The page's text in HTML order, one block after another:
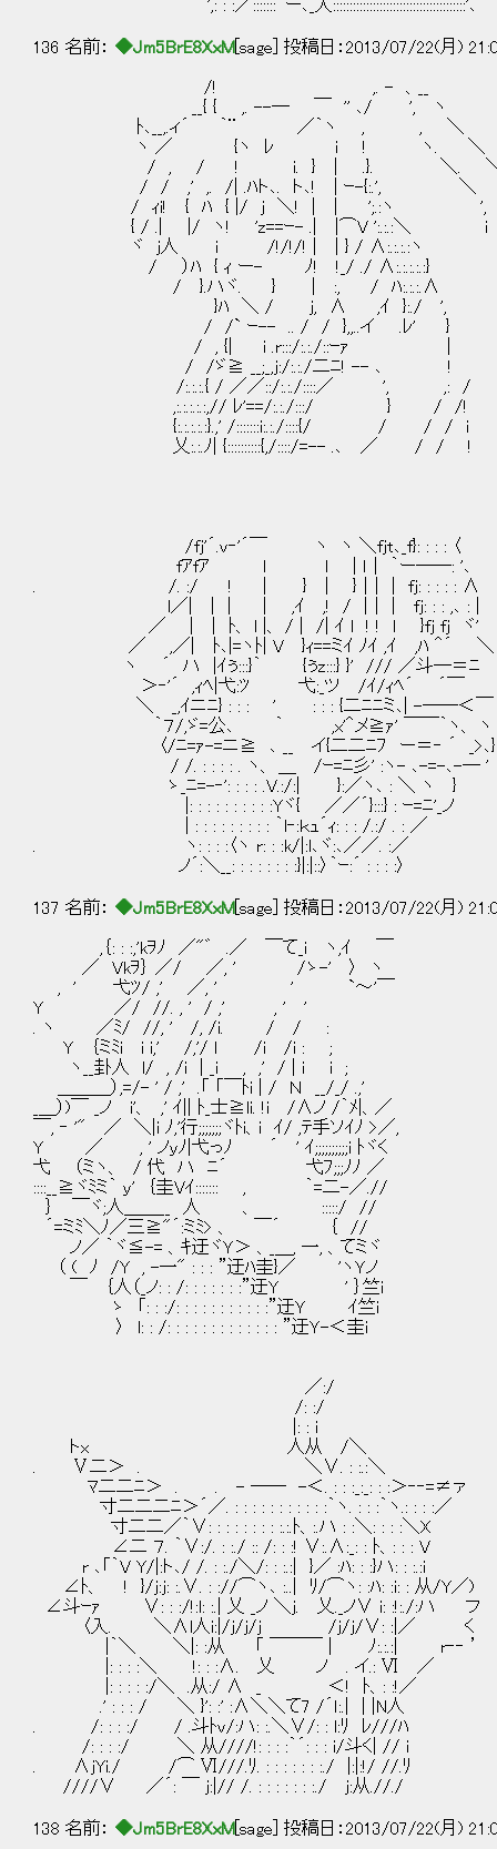
',: : :／:::::::｀ー､_入
136 名前： ◆Jm5BrE8XxM [sage] 投稿日：2013/07/22(月)
/! ,. - 、__
__{ { ,. --― ￣ '' ､/ ', ヽ
ﾄ､__,.ィ´ ｀¨ ／｀ヽ , , ＼
ヽ ／ {ヽ ﾚ i ! ヽ. ＼
/ , / ! i. } | .}. ＼.
/ / ,' ,. /| .ﾊト､. ト､! | ｰ-{:.', ＼
/ ｨi! { ﾊ { |/ j ＼! | | ';.:ヽ ',
{ / .| |/ ヽ! 'z==ｰ- .| |⌒V ':.:.:＼ i
ヾ j人 i /!/!/! | | } / ∧:.:.:.:ヽ いいな
/ ）ﾊ { ｨ ー- ﾉ! !_/ ./ ∧:.:.:.:.:}
/ }.ハヾ. } | :, / ﾊ:.:.:.∧ 最近あっついし
}ﾊ ＼ / j, ∧ ,ｲ }:./ ', とっても気
/ /` ｰ-- .. / / },,..イ .ﾚ' }
/ , {| i .r:::/:.:./::ｰｧ | 良いな
/ /ゞ≧ __;_,j:/:.:./二ﾆ! -- ､ ! きっとす
/:.:.:.{ / ／／::/:.:./::::／ ', ,: /
,:.:.:.:.:,// ﾚ'==/:.:./:::/ } / /!
{:.:.:.:.:}.,' /:::::::i:.:./::::{/ / /
乂:.:.ﾉ| {::::::::::{,/::::/=-- .､ ／ /
/fj'´.v‐'´￣ ヽ ヽ ＼fjt､_f}: : : : 〈
fｱfｱ l l | ｌ｜ ｀ー――: '､
. /. :/ ! | } | }｜| | fj: : : : : ∧
l／| | | ｜ ,ｲ ,! / |｜ | fj: : : ,､ : |
／ | | ﾄ、 l |、 / | /| ｲ l ! ! l }fj fj ヾ'
／ ,／| ﾄ､|=ヽﾄ| V }ｨ==ミｲ ﾉｲ ,ｲ ,ﾊ ＾´ ＼
ヽ ´ ハ |ｲぅ:::}｀ {ぅz:::} }' /// ／斗―＝ﾆ
＞‐'´ ,ｨﾍ|弋:ﾂ 弋:_ツ /ｲ/ｨﾍ´ ´￣
＼ _,ｲニﾆ} : : : ' : : : {二ﾆﾆミ､|
｀７/,ゞ=公､ ｀ ,x'＾メ≧ｧ' ￣￣｀ヽ、 ヽ
〈/ﾆ=ｧ-=ニ≧ ､ __ イ{二二ﾆﾌ ー＝‐ ´ _>､}
/ /. : : : : . ヽ、 ＿ /ｰ=ﾆ彡' :ヽ- ､-=-､-― '
ゝ_ﾆ=-‐': : : : .V.:/:| }:／ヽ､ : ＼ ヽ }
|: : : : : : : : : :Yヾ{ ／／´}:::} : ｰ=ﾆ'_ノ
| : : : : : : : : : ｀l‐:ｋｭ´ｨ: : : /.:/ . : ／
. ヽ: : : :〈ヽ r: : :k/|:l､ヾ:､／／. :／
ノ´:＼__: : : : : : : :}|:|::〉｀ｰ:´ : : : :〉
137 名前： ◆Jm5BrE8XxM [sage] 投稿日：2013/07/22(月)
,｛: : :,'kｦﾉ ／"゛ .／ ￣て_i ヽ,ｲ ￣
／ Vkｦ｝ ／/ ／, ' /ゝ-' 〉 ヽ
, ' 弋ﾂ/ ,' ／, ' ' `～'￣
Y ／/ //. , ' / ,' , ' '
. ヽ ／ﾐ/ //, ' /, /i. / / :
Y ｛ミﾐi i i,' /,'/ l /i /i : ;
ヽ__卦人 l/ , /i | _i , ,' / | i i ;
＿＿＿）,=/- ' / ,' .「 「￣ﾄi | / Ｎ __/_/ .,'
_＿）)￣ _ノ i'、 ,' ｲ|| ﾄ_士≧li. !i /∧ノ /｀ﾒ|、／ ね
￣, ‐ '" ／ ＼|i ﾉ,'行;;;;;;;ヾﾄi、i ｲ/ ,ﾃ手ソｲﾉ >／,
Y ／ , ' ノｙﾉ|弋っﾉ ´ ' ｲ;;;;;;;;;;i ﾄヾく も
弋 （ミヽ、 / 代 ハ ﾆ´ 弋ﾌ;;;ﾉﾉ ／ レヴィ
::::__≧ヾﾐミ｀ ｙ' ｛圭Vｲ::::::: , ｀=二-／.//
｝ ￣ヾ;人＿＿__ 人 、 :::::/ //
´=ミﾐ＼ﾉ／三≧"´:ミﾐ> 、 ￣´ ｛ //
ノ／ ｀ヾ≦-= 、ｷ迂ヾＹ＞ 、_＿, 一, 、てミヾ
（ ( ﾉ /Y , -一" : : : ”迂ﾊ圭}／ 'ヽＹノ
￣ ｛人（_ノ: : /: : : : : : :”迂Y ' ｝竺i
ゝ 「: : :/: : : : : : : : : : :”迂Ｙ ｲ竺i
〉 l: : /: : : : : : : : : : : : : ”迂Ｙ-＜圭i
／:/
/: :/
|: : i
トx 人从 /＼
. Ⅴ二＞ . ＼∨. : :.:＼
ﾏ二二ﾆ＞ . . - ── -＜. : : :_:_: : :＞‐‐=≠ァ
寸二二二ﾆ＞´／. : : : : : : : : : : :｀ヽ. : : :｀ヽ.: : : :／
寸二二／｀∨: : : : : : : : :.:.ﾄ、:.ハ : :＼: : : :＼X
∠二 ７. ｀∨:/. : :./ :: /: : :! ∨:.∧:_: : ﾄ、: :
r ､「｀V Y/|:ト､/ /. : :./＼/: : :.:| }／ :ﾊ: : :}ハ: :
∠ﾄ、 ! }/j:j: :.∨. : ://⌒ヽ､ :..| ﾘ/⌒ヽ: :ﾊ: :i: : 从/Y
∠斗ｰｧ ∨: : :/!:l: :.| 乂 _ノ ＼j. 乂._ノ∨ i: :!:./:
〈入. ＼∧l人i:|/j/j/j /j/j/∨: :|／ く
|｀＼ ＼|: :从 「 ￣￣￣ | ﾉ:.:.:| r‐‐ ’
|: : : :＼ !: : :∧. 乂 ノ . イ.: Ⅵ ／
|: : : : :/＼ .从:/ ∧ _ ＜! ﾄ、: :!／
.' : : : / ＼ }': :' :∧＼＼て7 /´ｌ:.| | |N人
. /: : : :/ / .斗ﾄv/:ハ: :.＼∨/: : l:ﾘ ﾚ///ﾊ
/: : : :/ ＼ 从////!: : : :｀´: : : i/斗く| // i
. ∧jYi./ /⌒ Ⅵ///.ﾘ. : : : : : : :./ |:|:!/ //.ﾘ
////∨ ／´: ￣ j:|// /. : : : : : : :./ j:从.//./
138 名前： ◆Jm5BrE8XxM [sage] 投稿日：2013/07/22(月)